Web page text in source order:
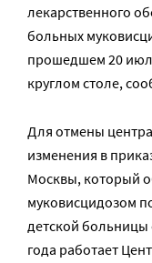
лекарственного
больных
прошедшем 20
круглом столе,
Для отмены
изменения в
Москвы, который
муковисцидозом
детской больницы
года работает